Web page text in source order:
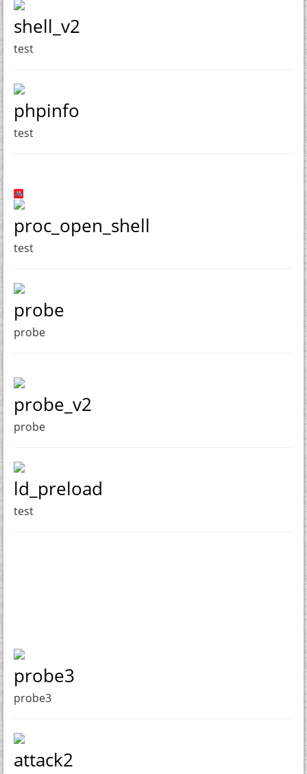
shell_v2
test
phpinfo
test
proc_open_shell
test
probe
probe
probe_v2
probe
ld_preload
test
probe3
probe3
attack2